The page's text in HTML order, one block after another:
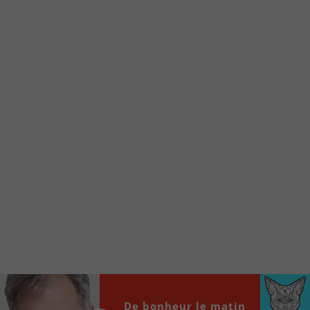
locale vous sont maintenant accessibles en un clic!
00:00
De bonheur le matin